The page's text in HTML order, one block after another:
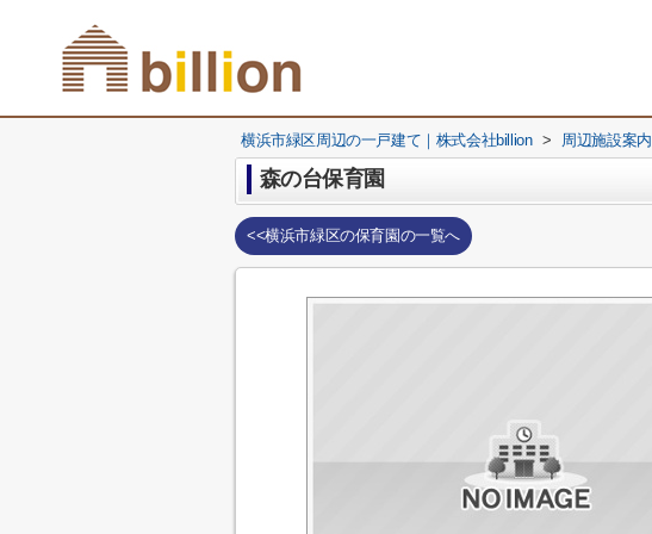
横浜市緑区周辺の一戸建て｜株式会社billion > 周辺施設案内
森の台保育園
<<横浜市緑区の保育園の一覧へ